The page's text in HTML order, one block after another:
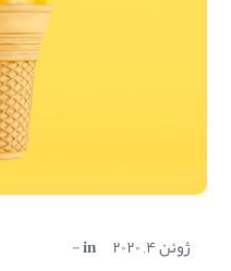
ژوئن ۴, ۲۰۲۰ in